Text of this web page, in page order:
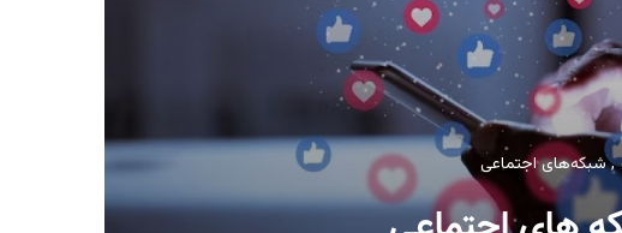
شبکه‌های اجتماعی